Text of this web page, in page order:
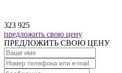
323 925
предложить свою цену
ПРЕДЛОЖИТЬ СВОЮ ЦЕНУ